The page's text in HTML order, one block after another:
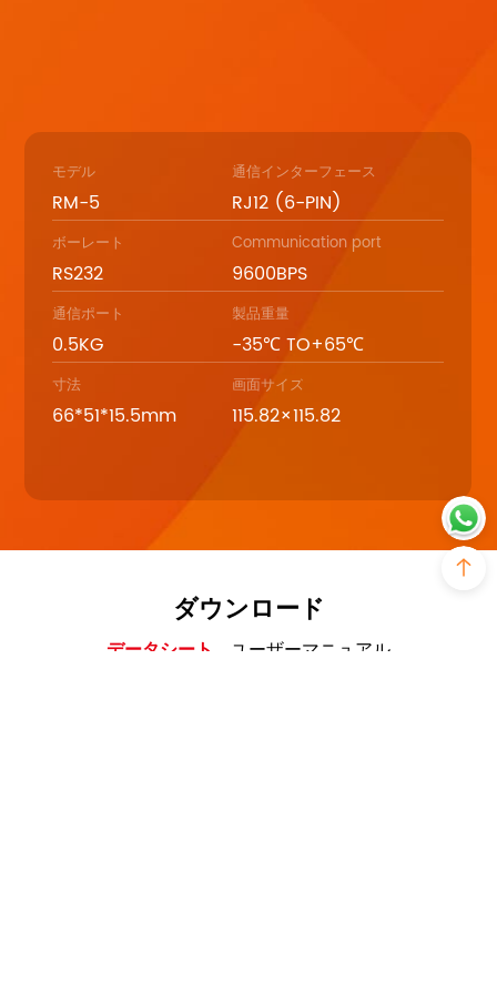
モデル
RM-5
通信インターフェース
RJ12 (6-PIN)
ボーレート
RS232
Communication port
9600BPS
通信ポート
0.5KG
製品重量
-35℃ TO+65℃
寸法
66*51*15.5mm
画面サイズ
115.82×115.82
ダウンロード
データシート ユーザーマニュアル